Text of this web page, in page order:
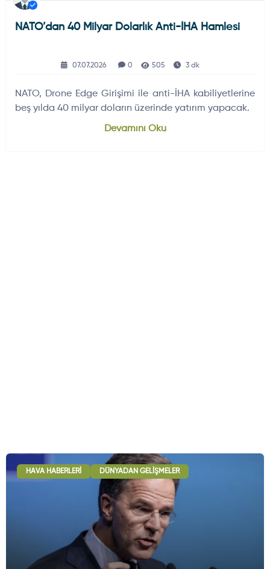
NATO’dan 40 Milyar Dolarlık Anti-İHA Hamlesi
07.07.2026 0 505 3 dk
NATO, Drone Edge Girişimi ile anti-İHA kabiliyetlerine
beş yılda 40 milyar doların üzerinde yatırım yapacak.
Devamını Oku
HAVA HABERLERI DÜNYADAN GELIŞMELER